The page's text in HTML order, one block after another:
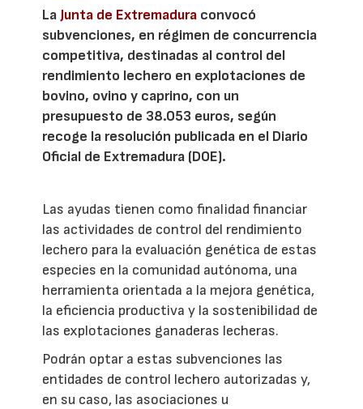
La Junta de Extremadura convocó
subvenciones, en régimen de concurrencia
competitiva, destinadas al control del
rendimiento lechero en explotaciones de
bovino, ovino y caprino, con un
presupuesto de 38.053 euros, según
recoge la resolución publicada en el Diario
Oficial de Extremadura (DOE).
Las ayudas tienen como finalidad financiar
las actividades de control del rendimiento
lechero para la evaluación genética de estas
especies en la comunidad autónoma, una
herramienta orientada a la mejora genética,
la eficiencia productiva y la sostenibilidad de
las explotaciones ganaderas lecheras.
Podrán optar a estas subvenciones las
entidades de control lechero autorizadas y,
en su caso, las asociaciones u